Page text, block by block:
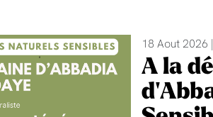
18 Aout 2026
A la